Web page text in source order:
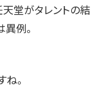
天堂がタレントの結
例。
。